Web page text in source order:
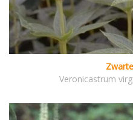
Veronicastrum